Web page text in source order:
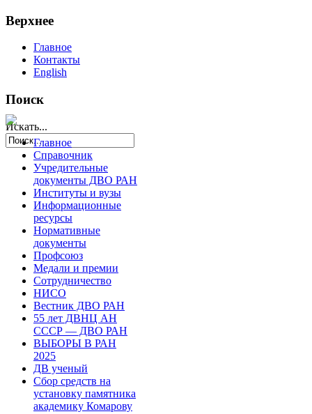
Верхнее
Главное
Контакты
English
Поиск
Искать...
Главное
Справочник
Учредительные
документы ДВО РАН
Институты и вузы
Информационные
ресурсы
Нормативные
документы
Профсоюз
Медали и премии
Сотрудничество
НИСО
Вестник ДВО РАН
55 лет ДВНЦ АН
СССР — ДВО РАН
ВЫБОРЫ В РАН
2025
ДВ ученый
Сбор средств на
установку памятника
академику Комарову